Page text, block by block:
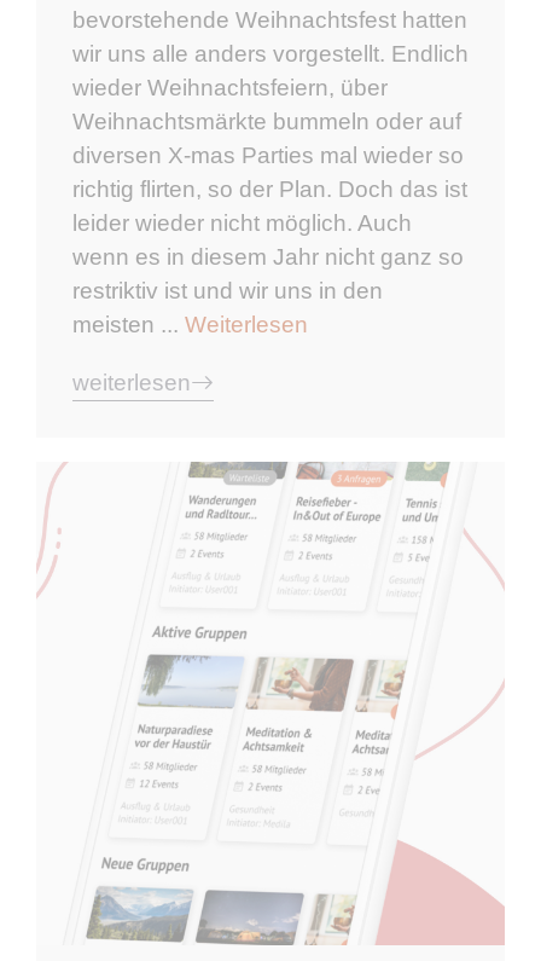
bevorstehende Weihnachtsfest hatten
wir uns alle anders vorgestellt. Endlich
wieder Weihnachtsfeiern, über
Weihnachtsmärkte bummeln oder auf
diversen X-mas Parties mal wieder so
richtig flirten, so der Plan. Doch das ist
leider wieder nicht möglich. Auch
wenn es in diesem Jahr nicht ganz so
restriktiv ist und wir uns in den
meisten ... Weiterlesen
weiterlesen